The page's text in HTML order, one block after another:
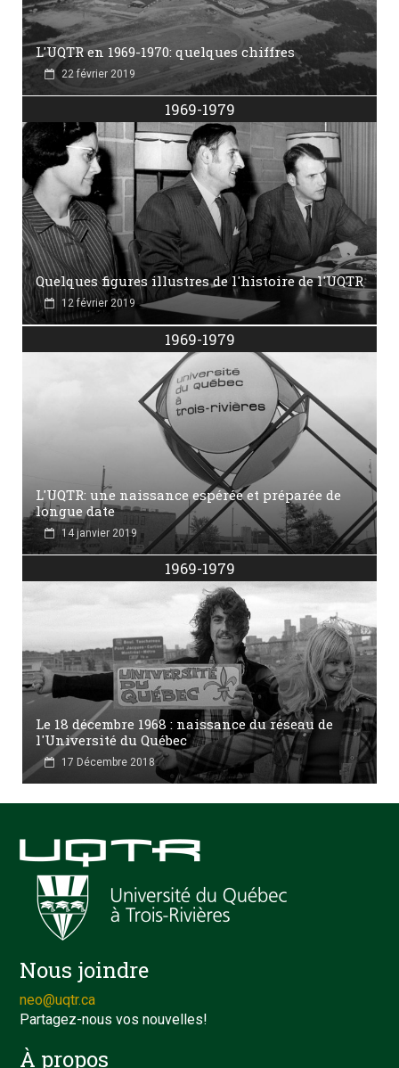
L'UQTR en 1969-1970: quelques chiffres
22 février 2019
1969-1979
Quelques figures illustres de l'histoire de l'UQTR
12 février 2019
1969-1979
L'UQTR: une naissance espérée et préparée de
longue date
14 janvier 2019
1969-1979
Le 18 décembre 1968 : naissance du réseau de
l'Université du Québec
17 Décembre 2018
Nous joindre
neo@uqtr.ca
Partagez-nous vos nouvelles!
À propos